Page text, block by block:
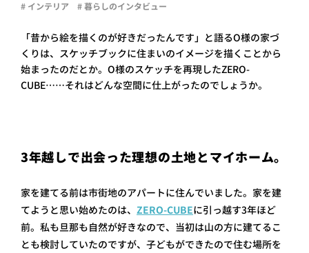
会社概
合わせ
ポリシ
報
# インテリア # 暮らしのインタビュー
「昔から絵を描くのが好きだったんです」と語るO様の家づ
くりは、スケッチブックに住まいのイメージを描くことから
始まったのだとか。O様のスケッチを再現したZERO-
CUBE……それはどんな空間に仕上がったのでしょうか。
3年越しで出会った理想の土地とマイホーム。
家を建てる前は市街地のアパートに住んでいました。家を建
てようと思い始めたのは、 ZERO-CUBEに引っ越す3年ほど
前。私も旦那も自然が好きなので、当初は山の方に建てるこ
とも検討していたのですが、子どもができたので住む場所を